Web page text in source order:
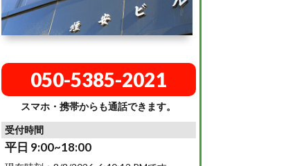
050-5385-2021
スマホ・携帯からも通話できます。
受付時間
平日 9:00~18:00